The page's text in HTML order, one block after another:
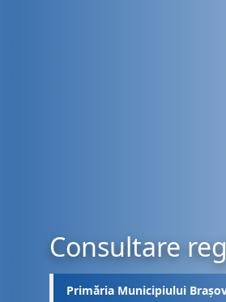
Consultare
Primăria Municipiului